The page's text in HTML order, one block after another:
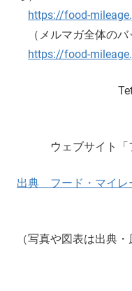
https://food-
（メルマガ全体のバ
https://food-
ウェブサイト
出典 フード・マイレ
（写真や図表は出典